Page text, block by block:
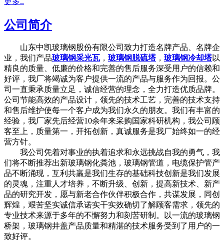
公司简介
山东中凯玻璃钢股份有限公司致力打造名牌产品、名牌企
业，我们产品玻璃钢采光瓦， 玻璃钢脱硫塔， 玻璃钢冷却塔以
精良的质量、低廉的价格和完善的售后服务深受用户的信赖和
好评，我厂将竭诚为客户提供一流的产品与服务作为回报。公
司一直秉承质量立足，诚信经营的理念，全力打造优质品牌。
公司节能高效的产品设计，领先的技术工艺，完善的技术支持
和售后维护使每一个客户成为我们永久的朋友。我们有丰富的
经验，我厂家先后经营10余年来采购国家科研机构，我公司顾
客至上，质量第一，开拓创新，真诚服务是我厂始终如一的经
营方针。
我公司凭着对事业的执着追求和永远挑战自我的勇气，我
们将不断推荐出新玻璃钢化粪池，玻璃钢管道，电缆保护管产
品不断涌现，互利共羸是我们生存的基础科技创新是我们发展
的灵魂，注重人才培养，不断升级、创新，提高新技术、新产
品的研究开发，愿与新老合作伙伴积极合作，共谋发展，同创
辉煌，艰苦坚实诚信承诺实干实效确切了解顾客需求，领先的
专业技术来源于多年的不懈努力和刻苦研制。以一流的玻璃钢
桥架，玻璃钢井盖产品质量和精湛的技术服务受到了用户的一
致好评。